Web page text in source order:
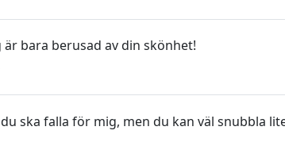
är bara berusad av din skönhet!
ska falla för mig, men du kan väl snubbla